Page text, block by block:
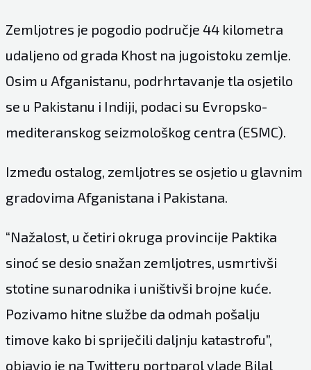
Zemljotres je pogodio područje 44 kilometra
udaljeno od grada Khost na jugoistoku zemlje.
Osim u Afganistanu, podrhrtavanje tla osjetilo
se u Pakistanu i Indiji, podaci su Evropsko-
mediteranskog seizmološkog centra (ESMC).
Između ostalog, zemljotres se osjetio u glavnim
gradovima Afganistana i Pakistana.
“Nažalost, u četiri okruga provincije Paktika
sinoć se desio snažan zemljotres, usmrtivši
stotine sunarodnika i uništivši brojne kuće.
Pozivamo hitne službe da odmah pošalju
timove kako bi spriječili daljnju katastrofu”,
objavio je na Twitteru portparol vlade Bilal